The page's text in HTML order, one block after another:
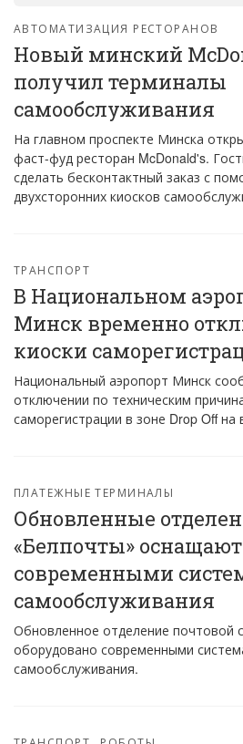
АВТОМАТИЗАЦИЯ РЕСТОРАНОВ
Новый минский
получил терминалы
самообслуживания
На главном проспекте Минска
фаст-фуд ресторан McDonald's.
сделать бесконтактный заказ с
двухсторонних киосков
ТРАНСПОРТ
В Национальном
Минск временно
киоски
Национальный аэропорт Минск
отключении по техническим
саморегистрации в зоне Drop Off на
ПЛАТЕЖНЫЕ ТЕРМИНАЛЫ
Обновленные
«Белпочты» оснащают
современными
самообслуживания
Обновленное отделение почтовой
оборудовано современными
самообслуживания.